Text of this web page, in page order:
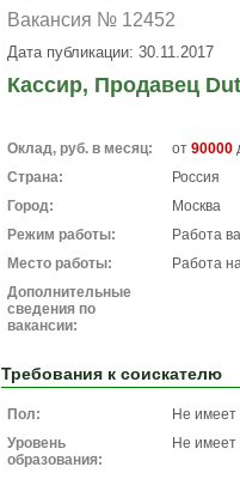
Вакансия № 12452
Дата публикации: 30.11.2017
Кассир, Продавец
Оклад, руб. в месяц: от 90000
Страна:
Россия
Город:
Москва
Режим работы:
Работа
Место работы:
Работа
Дополнительные
сведения по
вакансии:
Требования к соискателю
Пол:
Не имеет
Уровень
образования:
Не имеет